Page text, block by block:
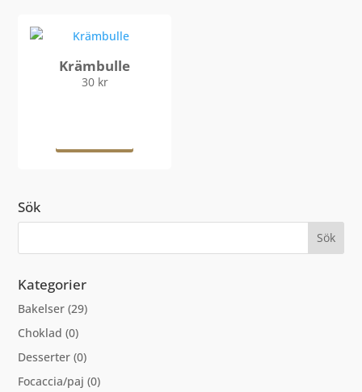
Krämbulle
30 kr
Sök
Kategorier
Bakelser (29)
Choklad (0)
Desserter (0)
Focaccia/paj (0)